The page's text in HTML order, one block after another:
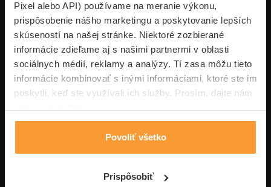
Pixel alebo API) používame na meranie výkonu,
prispôsobenie nášho marketingu a poskytovanie lepších
skúseností na našej stránke. Niektoré zozbierané
informácie zdieľame aj s našimi partnermi v oblasti
sociálnych médií, reklamy a analýzy. Tí zasa môžu tieto
informácie kombinovať s inými informáciami, ktoré ste im
poskytli, keď ste využívali ich služby. Prosím, dajte nám
Povoliť všetko
Prispôsobiť
Superpoistenie.sk
Informácie
Typy poistení
Volajte pon-pia: 09:00–17:00 hod
0850 100 101
Napíšte nám